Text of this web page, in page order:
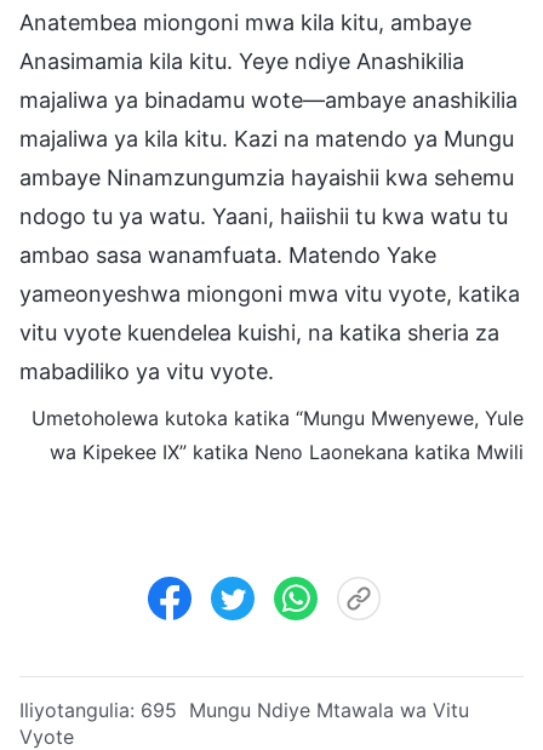
Anatembea miongoni mwa kila kitu, ambaye
Anasimamia kila kitu. Yeye ndiye Anashikilia
majaliwa ya binadamu wote—ambaye anashikilia
majaliwa ya kila kitu. Kazi na matendo ya Mungu
ambaye Ninamzungumzia hayaishii kwa sehemu
ndogo tu ya watu. Yaani, haiishii tu kwa watu tu
ambao sasa wanamfuata. Matendo Yake
yameonyeshwa miongoni mwa vitu vyote, katika
vitu vyote kuendelea kuishi, na katika sheria za
mabadiliko ya vitu vyote.
Umetoholewa kutoka katika “Mungu Mwenyewe, Yule
wa Kipekee IX” katika Neno Laonekana katika Mwili
Iliyotangulia: 695 Mungu Ndiye Mtawala wa Vitu
Vyote